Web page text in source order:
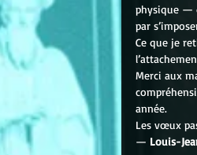
physique —
par
Ce que je
Merci aux
année.
Les vœux
— Louis-